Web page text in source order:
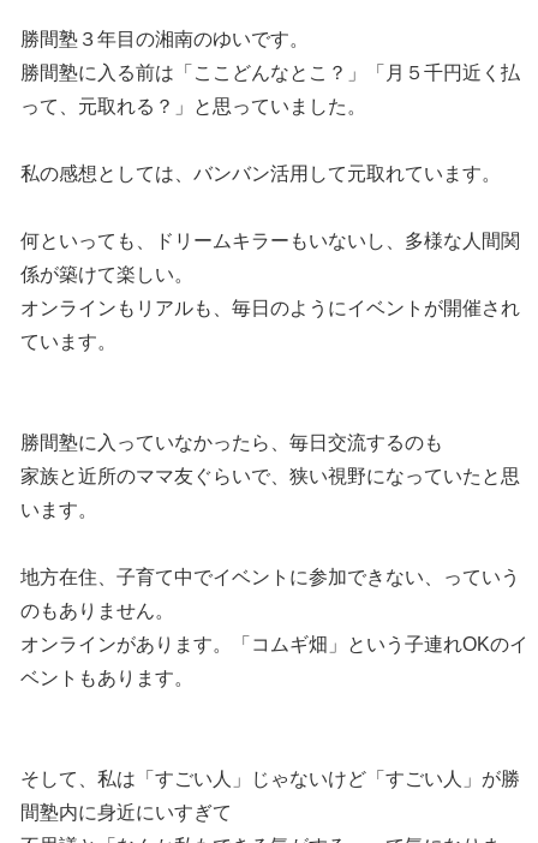
勝間塾３年目の湘南のゆいです。
勝間塾に入る前は「ここどんなとこ？」「月５千円近く払
って、元取れる？」と思っていました。
私の感想としては、バンバン活用して元取れています。
何といっても、ドリームキラーもいないし、多様な人間関
係が築けて楽しい。
オンラインもリアルも、毎日のようにイベントが開催され
ています。
勝間塾に入っていなかったら、毎日交流するのも
家族と近所のママ友ぐらいで、狭い視野になっていたと思
います。
地方在住、子育て中でイベントに参加できない、っていう
のもありません。
オンラインがあります。「コムギ畑」という子連れOKのイ
ベントもあります。
そして、私は「すごい人」じゃないけど「すごい人」が勝
間塾内に身近にいすぎて